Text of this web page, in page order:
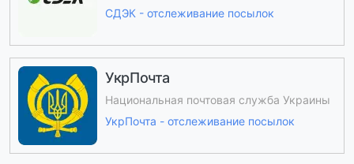
СДЭК - отслеживание посылок
УкрПочта
Национальная почтовая служба Украины
УкрПочта - отслеживание посылок